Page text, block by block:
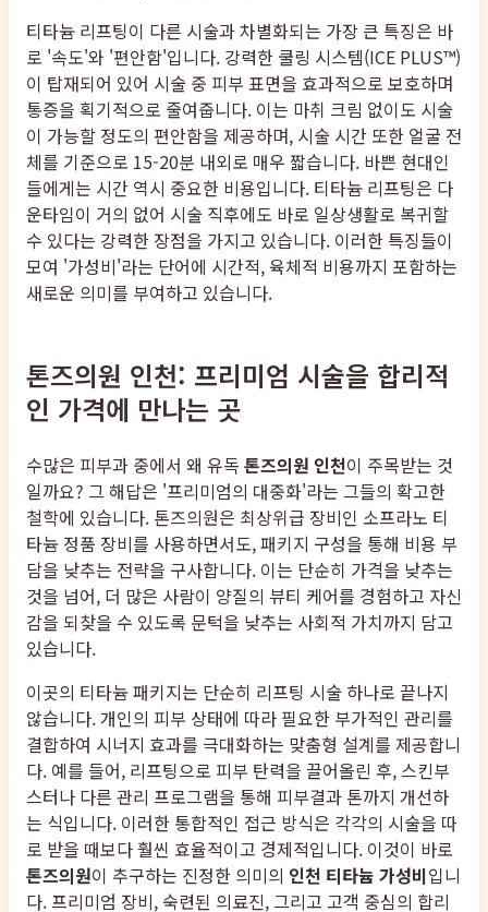
티타늄 리프팅이 다른 시술과 차별화되는 가장 큰 특징은 바
로 '속도'와 '편안함'입니다. 강력한 쿨링 시스템(ICE PLUS™)
이 탑재되어 있어 시술 중 피부 표면을 효과적으로 보호하며
통증을 획기적으로 줄여줍니다. 이는 마취 크림 없이도 시술
이 가능할 정도의 편안함을 제공하며, 시술 시간 또한 얼굴 전
체를 기준으로 15-20분 내외로 매우 짧습니다. 바쁜 현대인
들에게는 시간 역시 중요한 비용입니다. 티타늄 리프팅은 다
운타임이 거의 없어 시술 직후에도 바로 일상생활로 복귀할
수 있다는 강력한 장점을 가지고 있습니다. 이러한 특징들이
모여 '가성비'라는 단어에 시간적, 육체적 비용까지 포함하는
새로운 의미를 부여하고 있습니다.
톤즈의원 인천: 프리미엄 시술을 합리적
인 가격에 만나는 곳
수많은 피부과 중에서 왜 유독 톤즈의원 인천이 주목받는 것
일까요? 그 해답은 '프리미엄의 대중화'라는 그들의 확고한
철학에 있습니다. 톤즈의원은 최상위급 장비인 소프라노 티
타늄 정품 장비를 사용하면서도, 패키지 구성을 통해 비용 부
담을 낮추는 전략을 구사합니다. 이는 단순히 가격을 낮추는
것을 넘어, 더 많은 사람이 양질의 뷰티 케어를 경험하고 자신
감을 되찾을 수 있도록 문턱을 낮추는 사회적 가치까지 담고
있습니다.
이곳의 티타늄 패키지는 단순히 리프팅 시술 하나로 끝나지
않습니다. 개인의 피부 상태에 따라 필요한 부가적인 관리를
결합하여 시너지 효과를 극대화하는 맞춤형 설계를 제공합니
다. 예를 들어, 리프팅으로 피부 탄력을 끌어올린 후, 스킨부
스터나 다른 관리 프로그램을 통해 피부결과 톤까지 개선하
는 식입니다. 이러한 통합적인 접근 방식은 각각의 시술을 따
로 받을 때보다 훨씬 효율적이고 경제적입니다. 이것이 바로
톤즈의원이 추구하는 진정한 의미의 인천 티타늄 가성비입니
다. 프리미엄 장비, 숙련된 의료진, 그리고 고객 중심의 합리